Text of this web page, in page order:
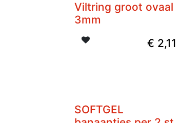
Viltring groot ovaal
3mm
€ 2,11
SOFTGEL